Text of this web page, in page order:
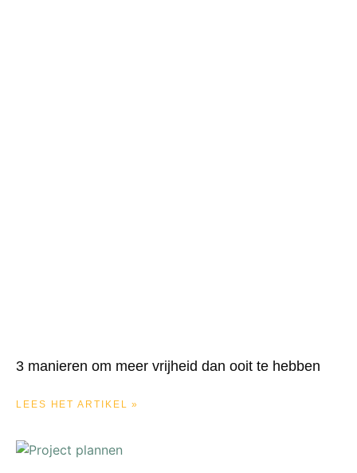
3 manieren om meer vrijheid dan ooit te hebben
LEES HET ARTIKEL »